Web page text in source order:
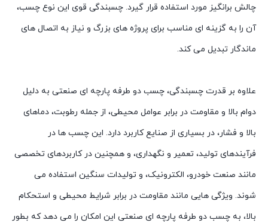
چالش برانگیز مورد استفاده قرار گیرد. چسبندگی قوی این نوع چسب،
آن را به گزینه ای مناسب برای پروژه های بزرگ و نیاز به اتصال های
ماندگار تبدیل می کند.
علاوه بر قدرت چسبندگی، چسب دو طرفه پارچه ای صنعتی به دلیل
دوام بالا و مقاومت در برابر عوامل محیطی، از جمله رطوبت، دماهای
بالا و فشار، در بسیاری از صنایع کاربرد دارد. این چسب ها در
فرآیندهای تولید، تعمیر و نگهداری، و همچنین در کاربردهای تخصصی
مانند صنعت خودرو، الکترونیک، و تولیدات سنگین استفاده می
شوند. ویژگی هایی مانند مقاومت در برابر شرایط محیطی و استحکام
بالا، به چسب دو طرفه پارچه ای صنعتی این امکان را می دهد که بطور